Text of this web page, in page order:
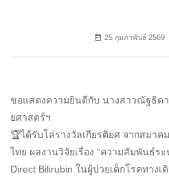
25 กุมภาพันธ์ 2569
ขอแสดงความยินดีกับ นางสาวณัฐธิด
ยศาสตร์ฯ
🏆ได้รับโล่รางวัลเกียรติยศ จากสมา
ไทย ผลงานวิจัยเรื่อง “ความสัมพันธ์ร
Direct Bilirubin ในผู้ป่วยเด็กโรคทาง